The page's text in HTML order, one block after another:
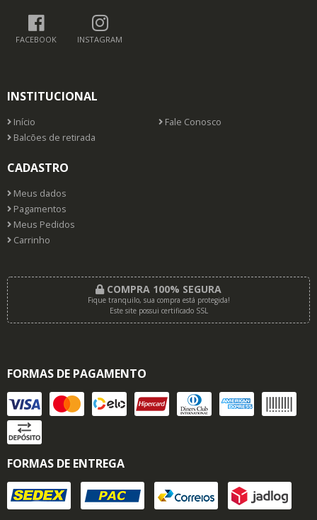
FACEBOOK INSTAGRAM
INSTITUCIONAL
Início
Fale Conosco
Balcões de retirada
CADASTRO
Meus dados
Pagamentos
Meus Pedidos
Carrinho
COMPRA 100% SEGURA
Fique tranquilo, sua compra está protegida!
Este site possui certificado SSL
FORMAS DE PAGAMENTO
FORMAS DE ENTREGA